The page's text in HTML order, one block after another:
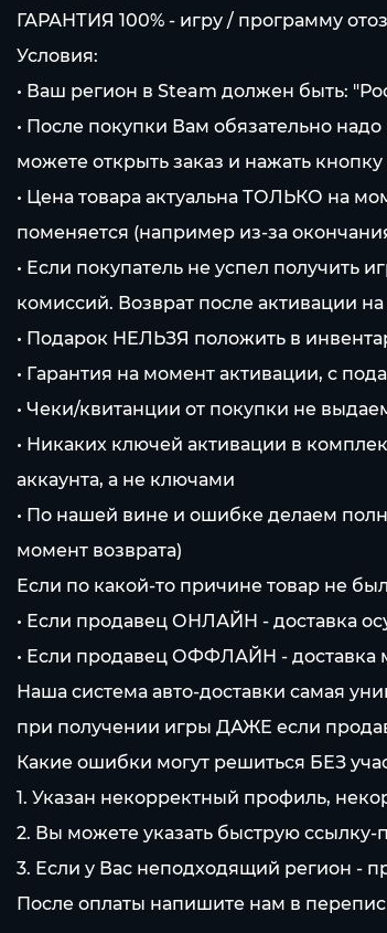
ГАРАНТИЯ 100% - игру / программу
Условия:
• Ваш регион в Steam должен быть:
• После покупки Вам обязательно
можете открыть заказ и нажать кнопку
• Цена товара актуальна ТОЛЬКО на
поменяется (например из-за
• Если покупатель не успел получить
комиссий. Возврат после активации
• Подарок НЕЛЬЗЯ положить в
• Гарантия на момент активации, с
• Чеки/квитанции от покупки не
• Никаких ключей активации в
аккаунта, а не ключами
• По нашей вине и ошибке делаем
момент возврата)
Если по какой-то причине товар не
• Если продавец ОНЛАЙН - доставка
• Если продавец ОФФЛАЙН - доставка
Наша система авто-доставки самая
при получении игры ДАЖЕ если
Какие ошибки могут решиться БЕЗ
1. Указан некорректный профиль,
2. Вы можете указать быструю
3. Если у Вас неподходящий регион -
После оплаты напишите нам в